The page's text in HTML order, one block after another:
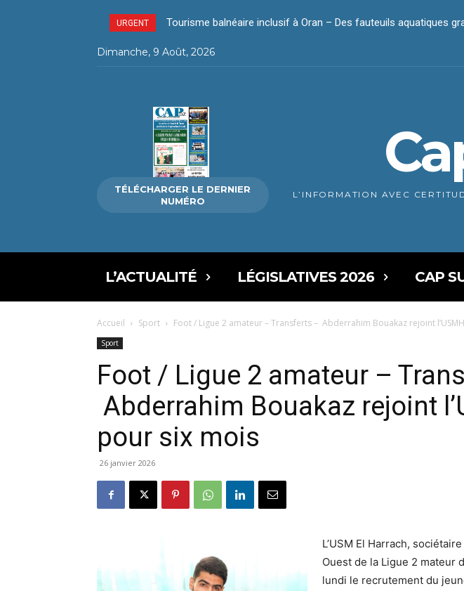
URGENT Tourisme balnéaire inclusif à Oran – Des fauteuils aquatiques
La Direction de l’environnement passe à l’offensive –
Dimanche, 9 Août, 2026
TÉLÉCHARGER LE DERNIER
NUMÉRO
L’INFORMATION AVEC
L’ACTUALITÉ LÉGISLATIVES 2026 CAP
Accueil Sport Foot / Ligue 2 amateur – Transferts – Abderrahim Bouakaz rejoint
Sport
Foot / Ligue 2 amateur –
Abderrahim Bouakaz rejoint
pour six mois
26 janvier 2026
L’USM El Harrach,
Ouest de la Ligue 2 mateur
lundi le recrutement du